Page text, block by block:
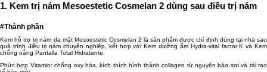
1. Kem trị nám Mesoestetic Cosmelan 2 dùng sau điều trị nám
#Thành phần
Kem hỗ trợ trị nám da mặt Mesoestetic Cosmelan 2 là sản phẩm được chỉ định dùng tại nhà sau
quá trình điều trị nám chuyên nghiệp, kết hợp với Kem dưỡng ẩm Hydra-vital factor K và Kem
chống nắng Pantalla Total Hidratante.
Phức hợp Vitamin: chống oxy hóa, kích thích hình thành collagen từ nguyên bào sợi và tái tạo